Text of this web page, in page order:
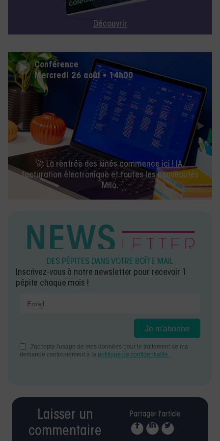
Découvrir
Conférence
Mercredi 26 août • 14h00
🚀 La rentrée des kinés commence ici ! IA,
facturation électronique et toutes les nouveautés
Milo.
DES PÉPITES DANS VOTRE BOÎTE MAIL
Inscrivez-vous à notre newsletter pour recevoir 1
pépite chaque mois !
Laisser un
commentaire
Partager l'article